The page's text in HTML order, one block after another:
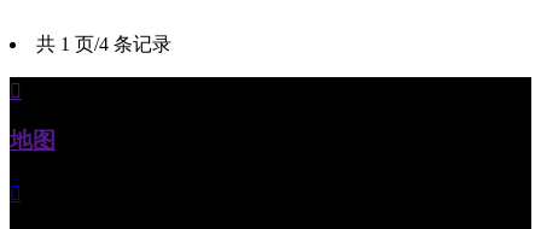
共 1 页/4 条记录

地图
